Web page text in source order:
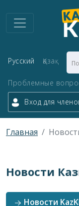
Русский Қазақ
Проблемные
Вход для
Главная
Новости
Новости